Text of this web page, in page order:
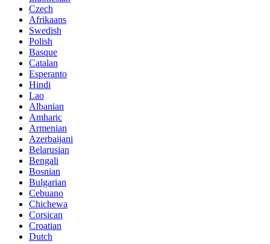
Czech
Afrikaans
Swedish
Polish
Basque
Catalan
Esperanto
Hindi
Lao
Albanian
Amharic
Armenian
Azerbaijani
Belarusian
Bengali
Bosnian
Bulgarian
Cebuano
Chichewa
Corsican
Croatian
Dutch